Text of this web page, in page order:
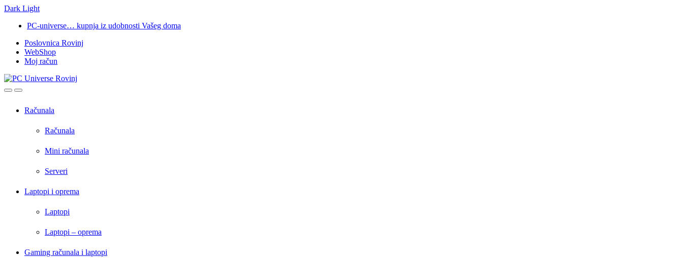
Dark Light
navigation
content
PC-universe… kupnja iz udobnosti Vašeg doma
Poslovnica Rovinj
WebShop
Moj račun
OpenClose
Računala
Računala
Mini računala
Serveri
Laptopi i oprema
Laptopi
Laptopi – oprema
Gaming računala i laptopi